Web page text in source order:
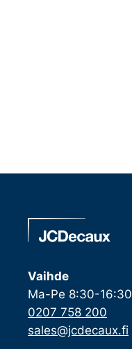
Vaihde
Ma-Pe 8:30-16:30
0207 758 200
sales@jcdecaux.fi